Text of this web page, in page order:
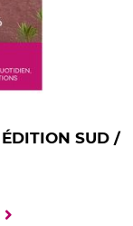
SUD /